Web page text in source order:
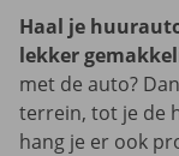
Haal je
lekker
met de auto?
terrein, tot je de
hang je er ook